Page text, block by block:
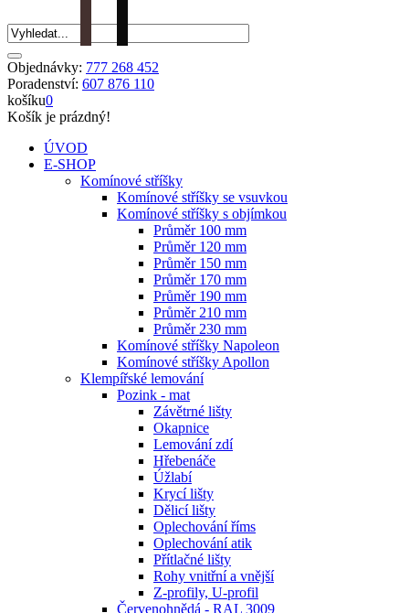
Objednávky: 777 268 452
Poradenství: 607 876 110
košíku0
Košík je prázdný!
ÚVOD
E-SHOP
Komínové stříšky
Komínové stříšky se vsuvkou
Komínové stříšky s objímkou
Průměr 100 mm
Průměr 120 mm
Průměr 150 mm
Průměr 170 mm
Průměr 190 mm
Průměr 210 mm
Průměr 230 mm
Komínové stříšky Napoleon
Komínové stříšky Apollon
Klempířské lemování
Pozink - mat
Závětrné lišty
Okapnice
Lemování zdí
Hřebenáče
Úžlabí
Krycí lišty
Dělicí lišty
Oplechování říms
Oplechování atik
Přítlačné lišty
Rohy vnitřní a vnější
Z-profily, U-profil
Červenohnědá - RAL 3009